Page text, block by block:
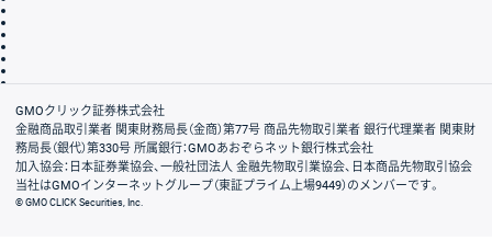
会社案内
GMOクリック証券株式会社
金融商品取引業者 関東財務局長（金商）第77号 商品先物取引業者 銀行代理業者 関東財
務局長（銀代）第330号 所属銀行：GMOあおぞらネット銀行株式会社
加入協会：日本証券業協会、一般社団法人 金融先物取引業協会、日本商品先物取引協会
当社はGMOインターネットグループ（東証プライム上場9449）のメンバーです。
© GMO CLICK Securities, Inc.